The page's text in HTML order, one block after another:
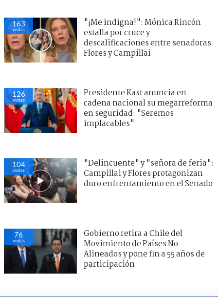
163
visitas
"¡Me indigna!": Mónica Rincón
estalla por cruce y
descalificaciones entre senadoras
Flores y Campillai
126
visitas
Presidente Kast anuncia en
cadena nacional su megarreforma
en seguridad: "Seremos
implacables"
104
visitas
"Delincuente" y "señora de feria":
Campillai y Flores protagonizan
duro enfrentamiento en el Senado
76
visitas
Gobierno retira a Chile del
Movimiento de Países No
Alineados y pone fin a 55 años de
participación